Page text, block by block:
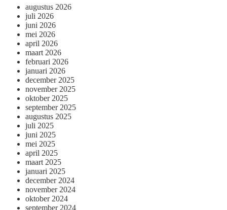
augustus 2026
juli 2026
juni 2026
mei 2026
april 2026
maart 2026
februari 2026
januari 2026
december 2025
november 2025
oktober 2025
september 2025
augustus 2025
juli 2025
juni 2025
mei 2025
april 2025
maart 2025
januari 2025
december 2024
november 2024
oktober 2024
september 2024